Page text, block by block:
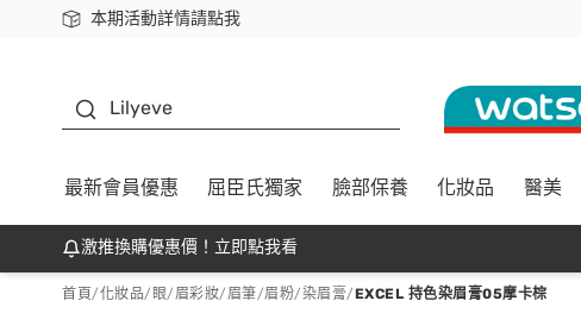
本期活動詳情請點我
下載app最高回饋$350
Lilyeve
最新會員優惠 屈臣氏獨家 臉部保養 化妝品 醫美
激推換購優惠價！立即點我看
首頁/化妝品/ 眼/眉彩妝/眉筆/眉粉/染眉膏/EXCEL 持色染眉膏05摩卡棕